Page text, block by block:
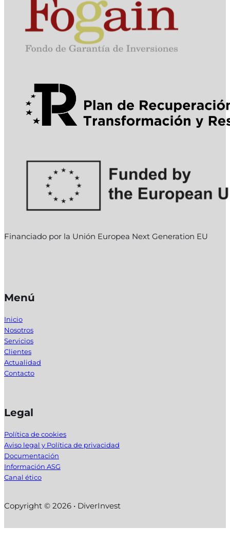
Financiado por la Unión Europea Next Generation EU
Menú
Inicio
Nosotros
Servicios
Clientes
Actualidad
Contacto
Legal
Política de cookies
Aviso legal y Política de privacidad
Documentación
Información ASG
Canal ético
Copyright © 2026 • DiverInvest